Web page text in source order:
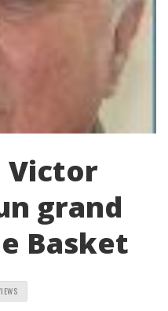
Victor
grand
Basket